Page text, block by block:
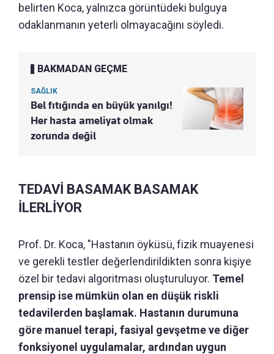
belirten Koca, yalnızca görüntüdeki bulguya
odaklanmanın yeterli olmayacağını söyledi.
BAKMADAN GEÇME
SAĞLIK
Bel fıtığında en büyük yanılgı!
Her hasta ameliyat olmak
zorunda değil
TEDAVİ BASAMAK BASAMAK
İLERLİYOR
Prof. Dr. Koca, "Hastanın öyküsü, fizik muayenesi
ve gerekli testler değerlendirildikten sonra kişiye
özel bir tedavi algoritması oluşturuluyor. Temel
prensip ise mümkün olan en düşük riskli
tedavilerden başlamak. Hastanın durumuna
göre manuel terapi, fasiyal gevşetme ve diğer
fonksiyonel uygulamalar, ardından uygun